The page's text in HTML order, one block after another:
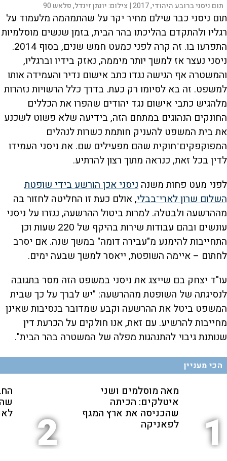
תום ניסני ברובע היהודי, 2017 | צילום:יונתן זינדל, פלאש 90
תום ניסני כבר שילם מחיר יקר על שהתמהמה מלעמוד על
רגליו ולהתקדם בהליכתו בהר הבית, בזמן שנשים מוסלמיות
התפרעו בו. זה קרה לפני כמעט חמש שנים, בסוף 2014.
ניסני נעצר אז למשך יותר מיממה, נאזק בידיו וברגליו,
והמשטרה אף הגישה נגדו כתב אישום נדיר והעמידה אותו
למשפט. זה בא לסיומו רק כעת. בדרך כלל הרשויות נזהרות
מלהגיש כתבי אישום נגד יהודים שהפרו את הכללים
החונקים הנהוגים במתחם הזה, בידיעה שלא פשוט לשכנע
את בית המשפט להעניק חותמת כשרות לנהלים
המפוקפקים־חוקית שהם מפעילים שם. את ניסני העמידו
לדין בכל זאת, כנראה מתוך רצון להרתיע.
לפני מעט פחות משנה ניסני אכן הורשע בידי שופטת
השלום שרון לארי־בבלי, אולם כעת זו החליטה לחזור בה
מההרשעה ולבטלה. למרות ביטול ההרשעה, נגזרו על ניסני
עונשים ובהם עבודות שירות בהיקף של 220 שעות וכן
התחייבות להימנע מ"עבירה דומה" במשך שנה. אם יסרב
לחתום – איימה השופטת, ייאסר למשך שבעה ימים.
עו"ד יצחק בם שייצג את ניסני במשפט הזה מסר בתגובה
לנסיגתה של השופטת מההרשעה: "יש לברך על כך שבית
המשפט ביטל את ההרשעה וקבע שמדובר בנסיבות שאינן
מחייבות להרשיע. עם זאת, אנו חולקים על הכרעת דין
שנותנת גיבוי להתנהגות מפלה של המשטרה בהר הבית".
הכי מעניין
1
מאה מוסלמים ושני
איטלקים: הכיתה
שהכניסה את ארץ המגף
לפאניקה 2